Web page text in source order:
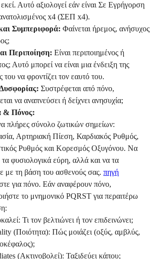
εκεί. Αυτό αξιολογεί εάν είναι Σε Εγρήγορση
x4 (ΣΕΠ x4).
Συμπεριφορά: Φαίνεται ήρεμος, ανήσυχος
Περιποίηση: Είναι περιποιημένος ή
Αυτό μπορεί να είναι μια ένδειξη της
του να φροντίζει τον εαυτό του.
Συστρέφεται από πόνο,
να αναπνεύσει ή δείχνει ανησυχία;
& Πόνος:
πλήρες σύνολο ζωτικών σημείων:
Αρτηριακή Πίεση, Καρδιακός Ρυθμός,
Ρυθμός και Κορεσμός Οξυγόνου. Να
τα φυσιολογικά εύρη, αλλά και να τα
με τη βάση του ασθενούς σας. πηγή
για πόνο. Εάν αναφέρουν πόνο,
το μνημονικό PQRST για περαιτέρω
Τι τον βελτιώνει ή τον επιδεινώνει;
(Ποιότητα): Πώς μοιάζει (οξύς, αμβλύς,
(Ακτινοβολεί): Ταξιδεύει κάπου;